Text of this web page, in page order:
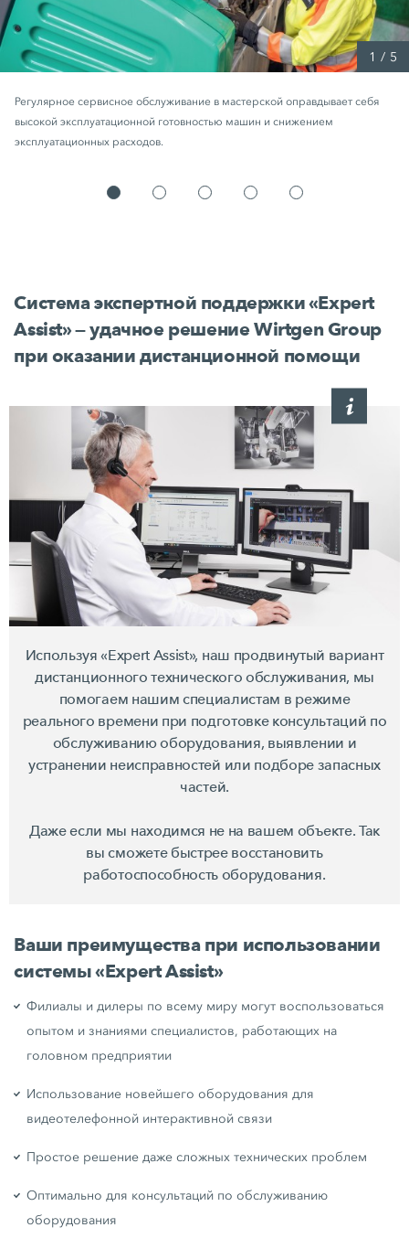
Регулярное сервисное обслуживание в мастерской оправдывает себя
высокой эксплуатационной готовностью машин и снижением
эксплуатационных расходов.
1 / 5
Система экспертной поддержки «Expert
Assist» — удачное решение Wirtgen Group
при оказании дистанционной помощи
Используя «Expert Assist», наш продвинутый вариант
дистанционного технического обслуживания, мы
помогаем нашим специалистам в режиме
реального времени при подготовке консультаций по
обслуживанию оборудования, выявлении и
устранении неисправностей или подборе запасных
частей.
Даже если мы находимся не на вашем объекте. Так
вы сможете быстрее восстановить
работоспособность оборудования.
Ваши преимущества при использовании
системы «Expert Assist»
Филиалы и дилеры по всему миру могут воспользоваться
опытом и знаниями специалистов, работающих на
головном предприятии
Использование новейшего оборудования для
видеотелефонной интерактивной связи
Простое решение даже сложных технических проблем
Оптимально для консультаций по обслуживанию
оборудования